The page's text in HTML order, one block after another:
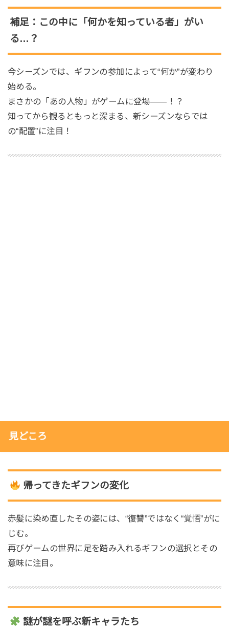
補足：この中に「何かを知っている者」がい
る…？
今シーズンでは、ギフンの参加によって“何か”が変わり
始める。
まさかの「あの人物」がゲームに登場——！？
知ってから観るともっと深まる、新シーズンならでは
の“配置”に注目！
見どころ
帰ってきたギフンの変化
赤髪に染め直したその姿には、“復讐”ではなく“覚悟”がに
じむ。
再びゲームの世界に足を踏み入れるギフンの選択とその
意味に注目。
謎が謎を呼ぶ新キャラたち